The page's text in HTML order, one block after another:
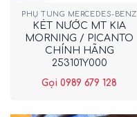
PHỤ TÙNG MERCEDES-BENZ
KÉT NƯỚC MT KIA
MORNING / PICANTO
CHÍNH HÃNG
253101Y000
Gọi 0989 679 128